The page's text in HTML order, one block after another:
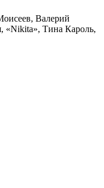
Валерий
«Nikita», Тина Кароль,